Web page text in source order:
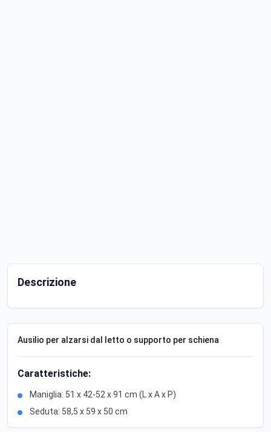
Descrizione
Ausilio per alzarsi dal letto o supporto per schiena
Caratteristiche:
Maniglia: 51 x 42-52 x 91 cm (L x A x P)
Seduta: 58,5 x 59 x 50 cm